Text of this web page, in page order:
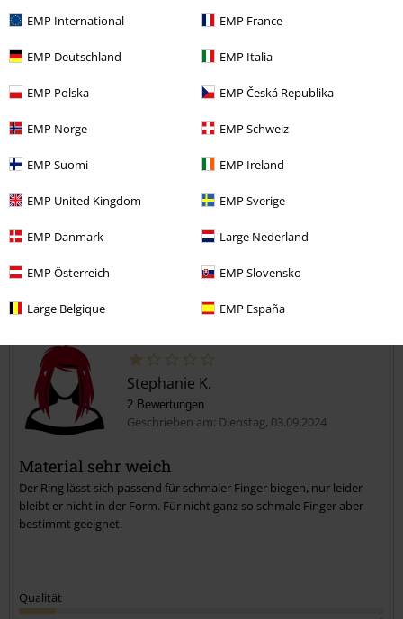
EMP International EMP France
EMP Deutschland EMP Italia
EMP Polska EMP Česká Republika
EMP Norge EMP Schweiz
EMP Suomi EMP Ireland
EMP United Kingdom EMP Sverige
EMP Danmark Large Nederland
EMP Österreich EMP Slovensko
Large Belgique EMP España
beweglich, was sich gut an verschiedene Fingergrößen anpassen
lässt, zumindeste dachte ich das, denn nach ein paar Wochen ist er
leider zerbrochen.
Design
Kommentieren
Kommentar jetzt abschicken!
Stephanie K.
2 Bewertungen
Geschrieben am: Dienstag, 03.09.2024
Material sehr weich
Der Ring lässt sich passend für schmaler Finger biegen, nur leider
bleibt er nicht in der Form. Für nicht ganz so schmale Finger aber
bestimmt geeignet.
Qualität